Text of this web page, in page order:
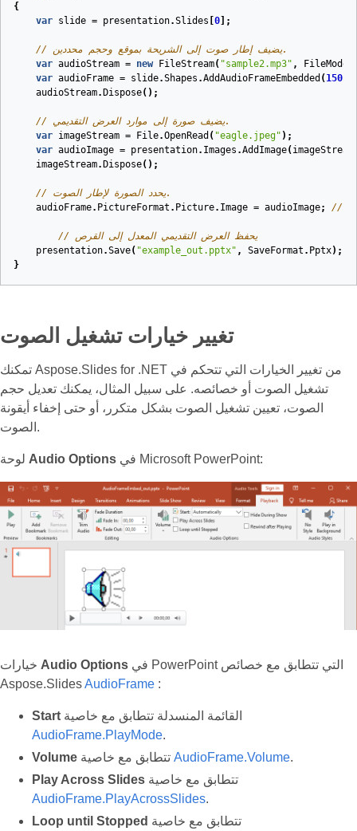
{
var slide = presentation.Slides 0 ];
// يضيف إطار صوت إلى الشريحة بموقع وحجم محددين.
var audioStream = new FileStream( "sample2.mp3" , FileMode
var audioFrame = slide.Shapes .AddAudioFrameEmbedded ( 150
audioStream. Dispose();
// يضيف صورة إلى موارد العرض التقديمي.
var imageStream = File.OpenRead ( "eagle.jpeg" );
var audioImage = presentation. Images .AddImage( imageStream
imageStream. Dispose();
// يحدد الصورة لإطار الصوت.
audioFrame. PictureFormat . Picture. Image = audioImage; //
// يحفظ العرض التقديمي المعدل إلى القرص
presentation.Save( "example_out.pptx" , SaveFormat . Pptx);
}
تغيير خيارات تشغيل الصوت
تمكنك Aspose.Slides for .NET من تغيير الخيارات التي تتحكم في
تشغيل الصوت أو خصائصه. على سبيل المثال، يمكنك تعديل حجم
الصوت، تعيين تشغيل الصوت بشكل متكرر، أو حتى إخفاء أيقونة
الصوت.
Audio Options في Microsoft PowerPoint:
Audio Options
Aspose.SlidesAudioFrame :
Start القائمة المنسدلة تتطابق مع خاصية
AudioFrame.PlayMode.
Volume
AudioFrame.Volume.
Play Across Slides تتطابق مع خاصية
AudioFrame.PlayAcrossSlides.
Loop until Stopped تتطابق مع خاصية